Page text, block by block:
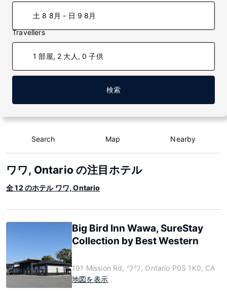
土 8 8月 - 日 9 8月
Travellers
1 部屋, 2 大人, 0 子供
検索
Search Map Nearby
ワワ, Ontario の注目ホテル
全 12 のホテル ワワ, Ontario
Big Bird Inn Wawa, SureStay
Collection by Best Western
191 Mission Rd, ワワ, Ontario P0S 1K0, CA
地図を表示